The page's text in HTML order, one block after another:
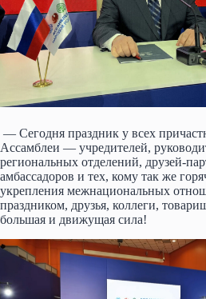
— Сегодня праздник у всех
Ассамблеи — учредителей,
региональных отделений, друзей-
амбассадоров и тех, кому так же
укрепления межнациональных
праздником, друзья, коллеги,
большая и движущая сила!